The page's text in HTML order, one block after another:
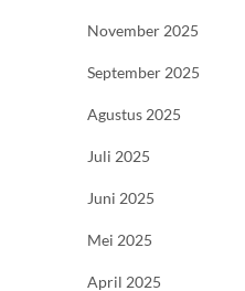
November 2025
September 2025
Agustus 2025
Juli 2025
Juni 2025
Mei 2025
April 2025